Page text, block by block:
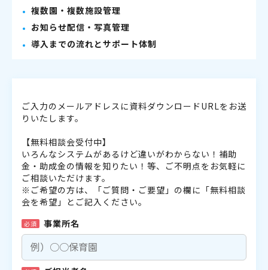
複数園・複数施設管理
お知らせ配信・写真管理
導入までの流れとサポート体制
ご入力のメールアドレスに資料ダウンロードURLをお送
りいたします。
【無料相談会受付中】
いろんなシステムがあるけど違いがわからない！補助
金・助成金の情報を知りたい！等、ご不明点をお気軽に
ご相談いただけます。
※ご希望の方は、「ご質問・ご要望」の欄に「無料相談
会を希望」とご記入ください。
必須 事業所名